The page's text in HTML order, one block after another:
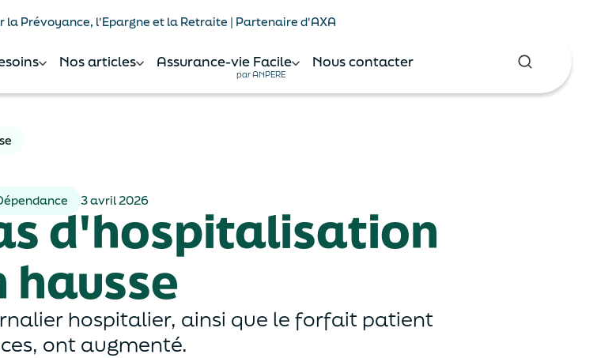
la Prévoyance, l'Epargne et la Retraite | Partenaire d'AXA
Nos articles Assurance-vie Facile
par ANPERE
Nous contacter
3 avril 2026
d'hospitalisation
hausse
hospitalier, ainsi que le forfait patient
ont augmenté.